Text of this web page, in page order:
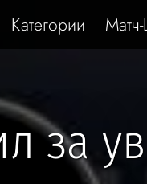
Категории
за